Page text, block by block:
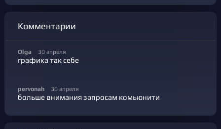
Комментарии
Olga 30 апреля
графика так себе
pervonah 30 апреля
больше внимания запросам комьюнити